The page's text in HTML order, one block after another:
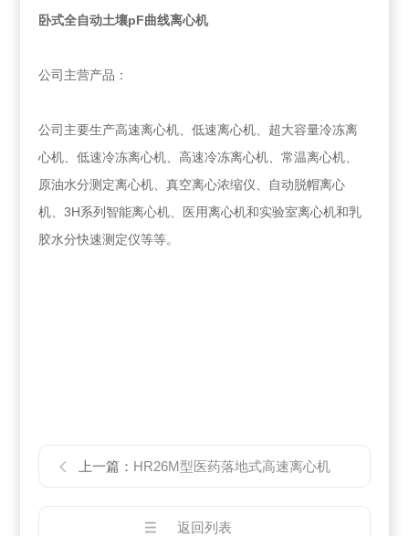
卧式全自动土壤pF曲线离心机
公司主营产品：
公司主要生产高速离心机、低速离心机、超大容量冷冻离
心机、低速冷冻离心机、高速冷冻离心机、常温离心机、
原油水分测定离心机、真空离心浓缩仪、自动脱帽离心
机、3H系列智能离心机、医用离心机和实验室离心机和乳
胶水分快速测定仪等等。
上一篇： HR26M型医药落地式高速离心机
返回列表